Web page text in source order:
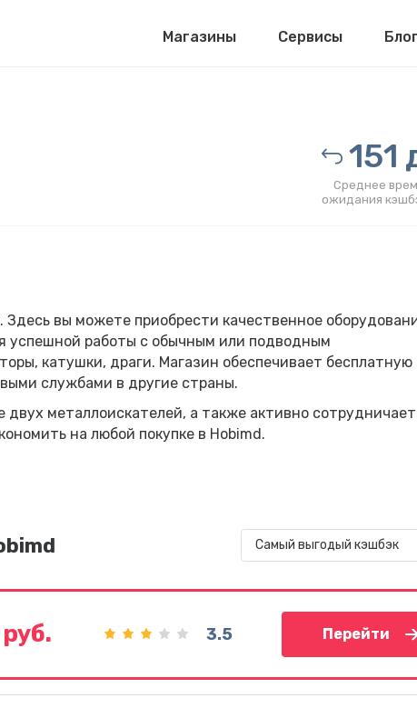
Магазины Сервисы
151
Среднее
ожидания
вы можете приобрести качественное
успешной работы с обычным или подводным
катушки, драги. Магазин обеспечивает бесплатную
службами в другие страны.
двух металлоискателей, а также активно
на любой покупке в Hobimd.
Самый выгодый кэшбэк
3.5 Перейти